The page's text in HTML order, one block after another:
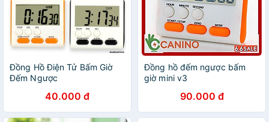
Đồng Hồ Điện Tử Bấm Giờ
Đếm Ngược
40.000 đ
Đồng hồ đếm ngược bấm
giờ mini v3
90.000 đ